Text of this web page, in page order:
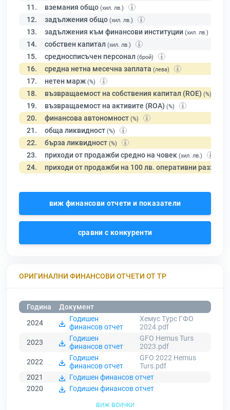
11. вземания общо (хил. лв.)
12. задължения общо (хил. лв.)
13. задължения към финансови институции (хил. лв.)
14. собствен капитал (хил. лв.)
15. средносписъчен персонал (брой)
16. средна нетна месечна заплата (лева)
17. нетен марж (%)
18. възвращаемост на собствения капитал (ROE) (%)
19. възвращаемост на активите (ROA) (%)
20. финансова автономност (%)
21. обща ликвидност (%)
22. бърза ликвидност (%)
23. приходи от продажби средно на човек (хил. лв.)
24. приходи от продажби на 100 лв. оперативни разходи
виж финансови отчети и показатели
сравни с конкуренти
ОРИГИНАЛНИ ФИНАНСОВИ ОТЧЕТИ ОТ ТР
Година
Документ
2024
Годишен
финансов отчет
Хемус Турс ГФО
2024.pdf
2023
Годишен
финансов отчет
GFO Hemus Turs
2023.pdf
2022
Годишен
финансов отчет
GFO 2022 Hemus
Turs.pdf
2021
Годишен финансов отчет
2020
Годишен финансов отчет
виж всички